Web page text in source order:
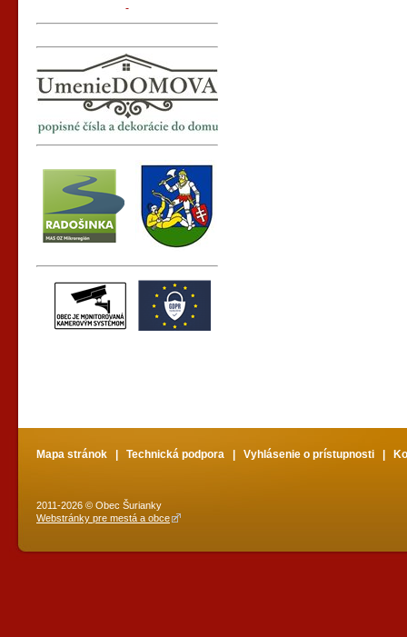
Mapa stránok Technická podpora Vyhlásenie o prístupnosti
2011-2026 © Obec Šurianky
Webstránky pre mestá a obce